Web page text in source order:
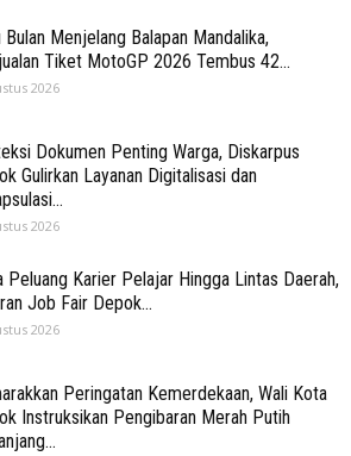
Bulan Menjelang Balapan Mandalika,
Tiket MotoGP 2026 Tembus 42...
2026
Dokumen Penting Warga, Diskarpus
Gulirkan Layanan Digitalisasi dan
2026
Peluang Karier Pelajar Hingga Lintas Daerah,
Job Fair Depok...
2026
Peringatan Kemerdekaan, Wali Kota
Instruksikan Pengibaran Merah Putih